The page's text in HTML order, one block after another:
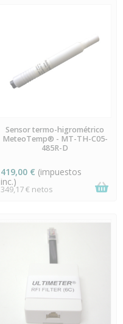
ÚLTIMAS UNIDADES EN
STOCK
Sensor termo-higrométrico
MeteoTemp® - MT-TH-C05-
485R-D
419,00 € (impuestos
inc.)
349,17 € netos